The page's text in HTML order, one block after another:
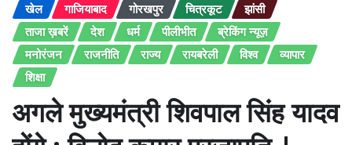
खेल
गाजियाबाद गोरखपुर चित्रकूट
झांसी
ताजा ख़बरें
देश धर्म पीलीभीत
ब्रेकिंग न्यूज़
मनोरंजन
राजनीति राज्य रायबरेली विश्व
व्यापार
शिक्षा
अगले मुख्यमंत्री शिवपाल सिंह यादव